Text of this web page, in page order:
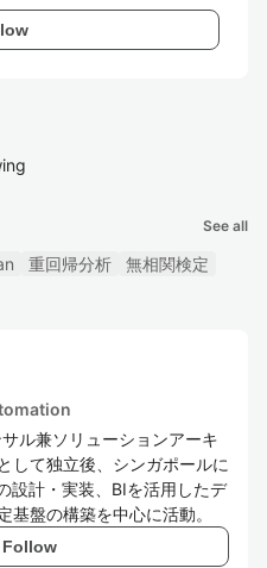
See all
重回帰分析
無相関検定
ル兼ソリューションアーキ
して独立後、シンガポールに
設計・実装、BIを活用したデ
基盤の構築を中心に活動。
Follow